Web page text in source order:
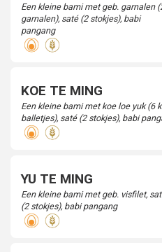
Een kleine bami met geb. garnalen
garnalen), saté (2 stokjes), babi
pangang
KOE TE MING
Een kleine bami met koe loe yuk (6
balletjes), saté (2 stokjes), babi
YU TE MING
Een kleine bami met geb. visfilet,
(2 stokjes), babi pangang